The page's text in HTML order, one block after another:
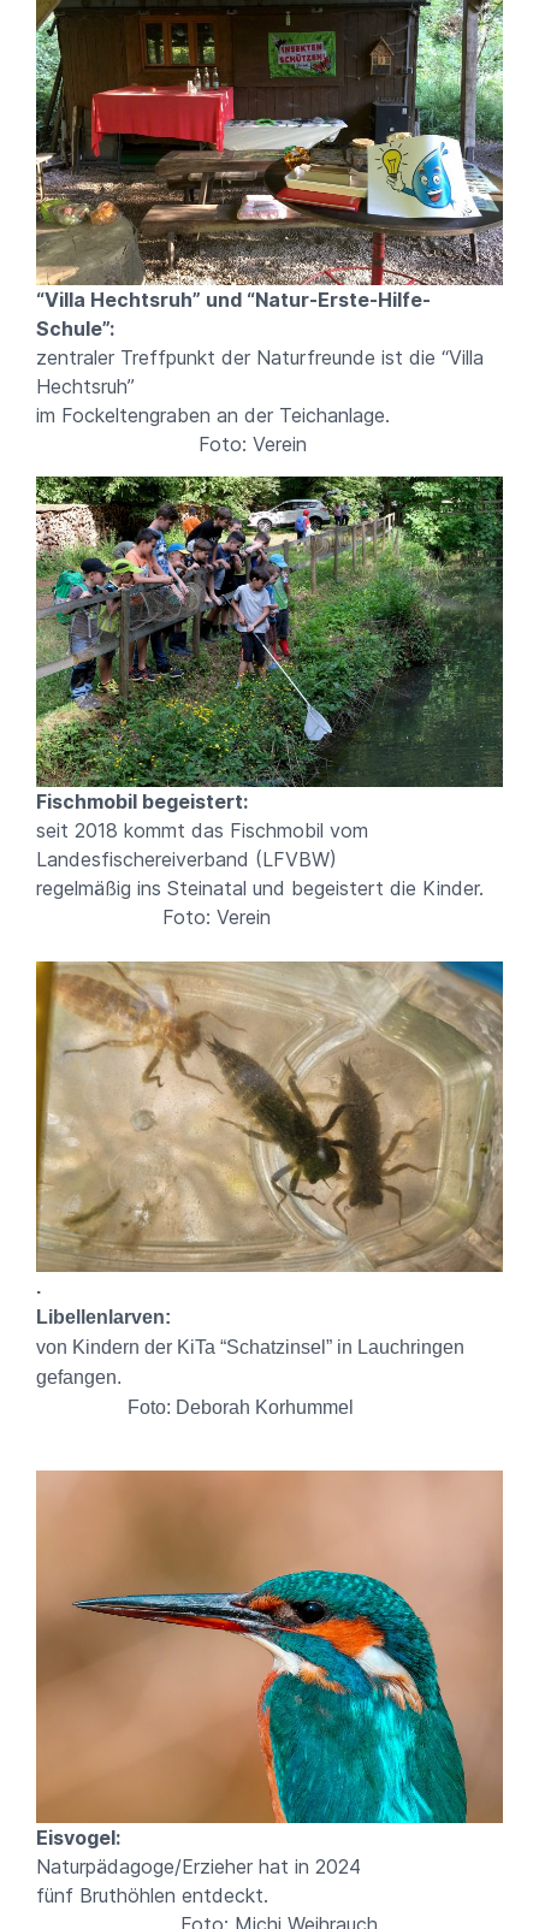
“Villa Hechtsruh” und “Natur-Erste-Hilfe-
Schule”:
zentraler Treffpunkt der Naturfreunde ist die “Villa
Hechtsruh”
im Fockeltengraben an der Teichanlage.
Foto: Verein
Fischmobil begeistert:
seit 2018 kommt das Fischmobil vom
Landesfischereiverband (LFVBW)
regelmäßig ins Steinatal und begeistert die Kinder.
Foto: Verein
.
Libellenlarven:
von Kindern der KiTa “Schatzinsel” in Lauchringen
gefangen.
Foto: Deborah Korhummel
Eisvogel:
Naturpädagoge/Erzieher hat in 2024
fünf Bruthöhlen entdeckt.
Foto: Michi Weihrauch